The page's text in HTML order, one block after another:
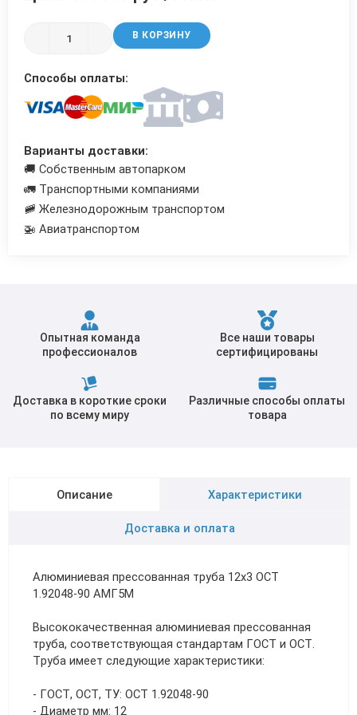
В КОРЗИНУ
Способы оплаты:
Варианты доставки:
🚚 Собственным автопарком
🚛 Транспортными компаниями
🚞 Железнодорожным транспортом
🚁 Авиатранспортом
Опытная команда
профессионалов
Все наши товары
сертифицированы
Доставка в короткие сроки
по всему миру
Различные способы оплаты
товара
Описание Характеристики
Доставка и оплата
Алюминиевая прессованная труба 12х3 ОСТ
1.92048-90 АМГ5М
Высококачественная алюминиевая прессованная
труба, соответствующая стандартам ГОСТ и ОСТ.
Труба имеет следующие характеристики:
- ГОСТ, ОСТ, ТУ: ОСТ 1.92048-90
- Диаметр мм: 12
Трубы в ВУС изоляции